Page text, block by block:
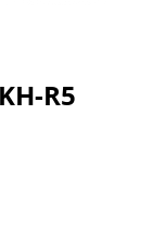
R5